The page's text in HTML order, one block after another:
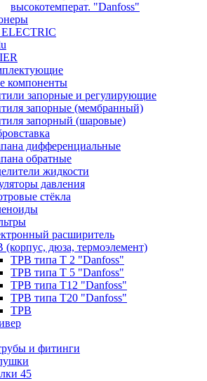
высокотемперат. "Danfoss"
компоненты
запорные и регулирующие
запорные (мембранный)
запорный (шаровые)
дифференциальные
обратные
жидкости
давления
стёкла
расширитель
(корпус, дюза, термоэлемент)
ТРВ типа Т 2 "Danfoss"
ТРВ типа Т 5 "Danfoss"
ТРВ типа Т12 "Danfoss"
ТРВ типа Т20 "Danfoss"
ТРВ
и фитинги
45